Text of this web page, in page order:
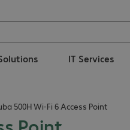
IT Services
500H Wi-Fi 6 Access Point